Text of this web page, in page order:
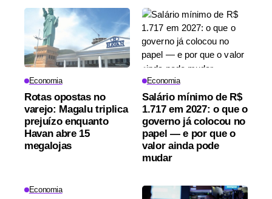
Economia
Rotas opostas no
varejo: Magalu triplica
prejuízo enquanto
Havan abre 15
megalojas
Economia
Salário mínimo de R$
1.717 em 2027: o que o
governo já colocou no
papel — e por que o
valor ainda pode
mudar
Economia